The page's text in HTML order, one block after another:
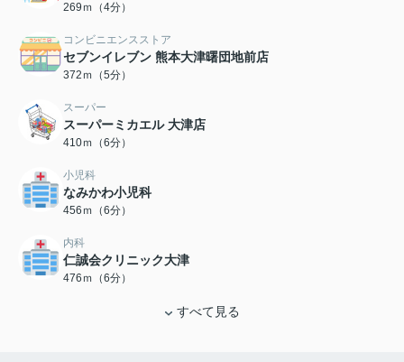
269ｍ（4分）
コンビニエンスストア
セブンイレブン 熊本大津曙団地前店
372ｍ（5分）
スーパー
スーパーミカエル 大津店
410ｍ（6分）
小児科
なみかわ小児科
456ｍ（6分）
内科
仁誠会クリニック大津
476ｍ（6分）
すべて見る